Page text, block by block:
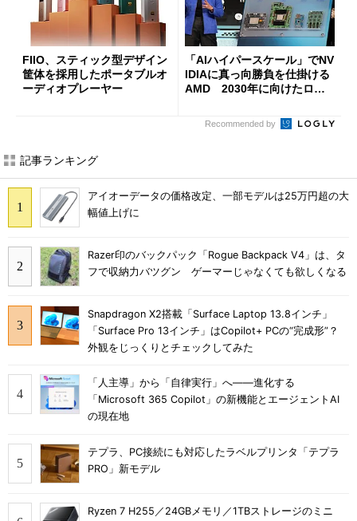
FIIO、スティック型デザイン
筐体を採用したポータブルオ
ーディオプレーヤー
「AIハイパースケール」でNV
IDIAに真っ向勝負を仕掛ける
AMD 2030年に向けたロー
Recommended by
記事ランキング
アイオーデータの価格改定、一部モデルは25万円超の大
幅値上げに
Razer印のバックパック「Rogue Backpack V4」は、タ
フで収納力バツグン ゲーマーじゃなくても欲しくなる
Snapdragon X2搭載「Surface Laptop 13.8インチ」
「Surface Pro 13インチ」はCopilot+ PCの“完成形”？
外観をじっくりとチェックしてみた
「人主導」から「自律実行」へ――進化する
「Microsoft 365 Copilot」の新機能とエージェントAI
の現在地
テプラ、PC接続にも対応したラベルプリンタ「テプラ
PRO」新モデル
Ryzen 7 H255／24GBメモリ／1TBストレージのミニ